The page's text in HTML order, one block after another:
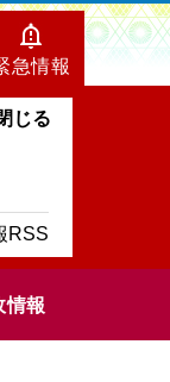
急情報
RSS
じる
情報